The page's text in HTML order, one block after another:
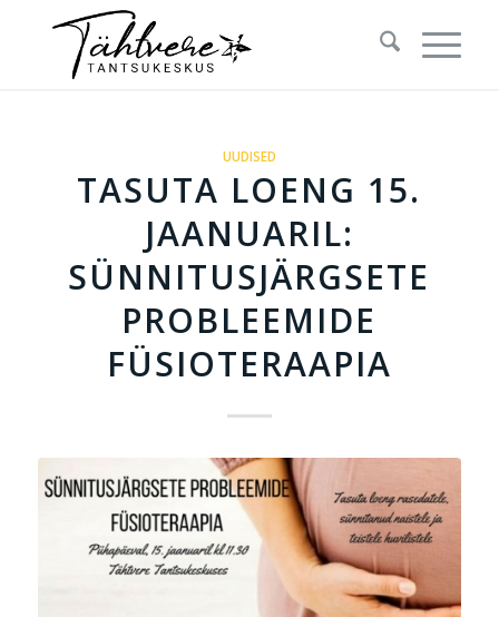
UUDISED
TASUTA LOENG 15.
JAANUARIL:
SÜNNITUSJÄRGSETE
PROBLEEMIDE
FÜSIOTERAAPIA